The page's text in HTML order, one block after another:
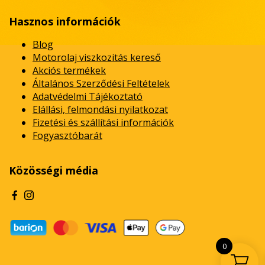
Hasznos információk
Blog
Motorolaj viszkozitás kereső
Akciós termékek
Általános Szerződési Feltételek
Adatvédelmi Tájékoztató
Elállási, felmondási nyilatkozat
Fizetési és szállítási információk
Fogyasztóbarát
Közösségi média
0